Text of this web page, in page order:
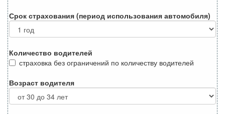
Срок страхования (период использования автомобиля)
Количество водителей
страховка без ограничений по количеству водителей
Возраст водителя